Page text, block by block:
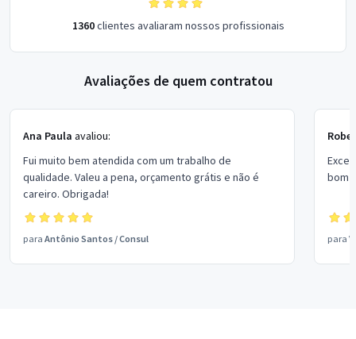
1360clientes avaliaram nossos profissionais
Avaliações de quem contratou
Ana Paula avaliou:
Fui muito bem atendida com um trabalho de
qualidade. Valeu a pena, orçamento grátis e não é
careiro. Obrigada!
para Antônio Santos /Consul
bom
para